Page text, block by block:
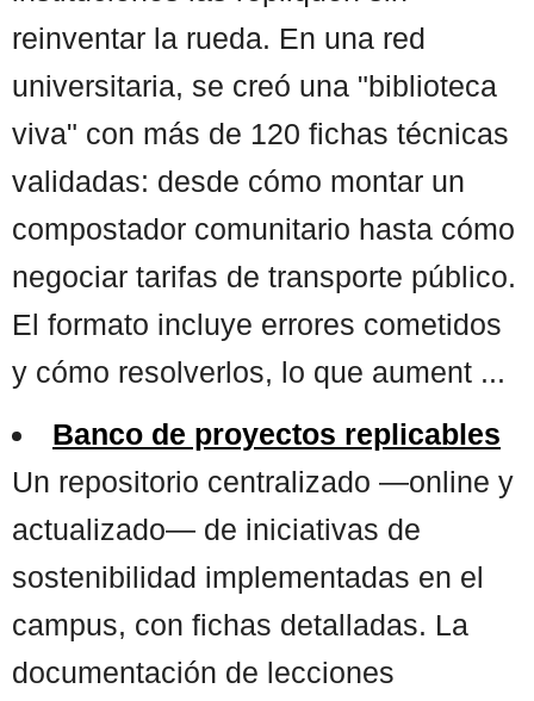
reinventar la rueda. En una red
universitaria, se creó una "biblioteca
viva" con más de 120 fichas técnicas
validadas: desde cómo montar un
compostador comunitario hasta cómo
negociar tarifas de transporte público.
El formato incluye errores cometidos
y cómo resolverlos, lo que aument ...
Banco de proyectos replicables
Un repositorio centralizado —online y
actualizado— de iniciativas de
sostenibilidad implementadas en el
campus, con fichas detalladas. La
documentación de lecciones